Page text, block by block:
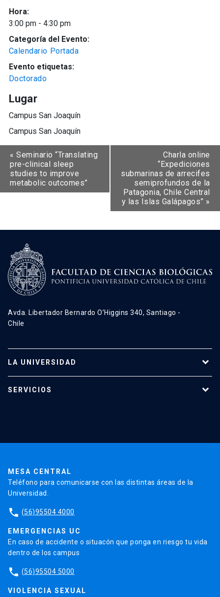
Hora:
3:00 pm - 4:30 pm
Categoría del Evento:
Calendario Portada
Evento etiquetas:
Doctorado
Lugar
Campus San Joaquín
Campus San Joaquín
« Seminario “Translating
pre-clinical sleep
studies to improve
metabolic outcomes”
Charla online
“Expediciones
submarinas de arrecifes
semiprofundos de la
Patagonia, Chile Central
y las Islas Galápagos” »
Avda. Libertador Bernardo O’Higgins 340, Santiago -
Chile
LA UNIVERSIDAD
Investigación
SERVICIOS
MESA CENTRAL
Teléfono para comunicarse con las distintas áreas de la
Universidad.
phone (56)95504 4000
EMERGENCIAS UC
En caso de accidente o situacón que ponga en riesgo tu vida
dentro de los campus
phone (56)95504 5000
VIOLENCIA SEXUAL